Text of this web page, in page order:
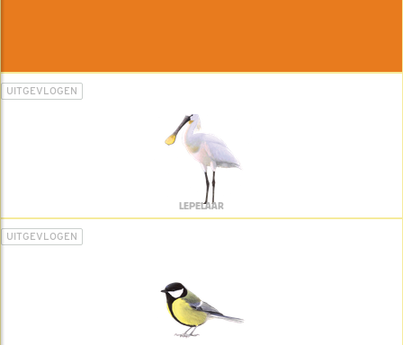
UITGEVLOGEN
LEPELAAR
UITGEVLOGEN